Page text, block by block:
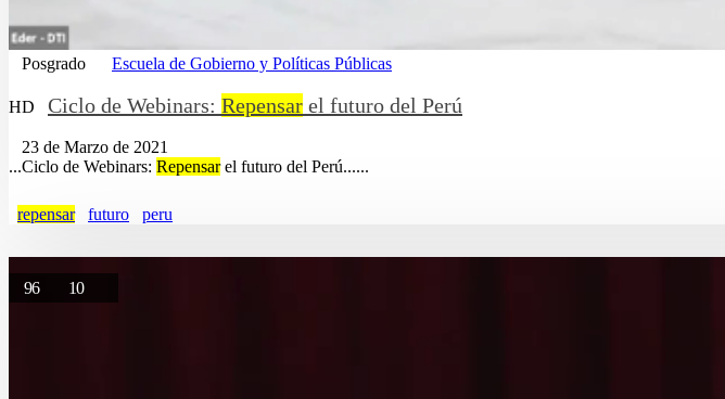
Posgrado Escuela de Gobierno y Políticas Públicas
HD Ciclo de Webinars: Repensar el futuro del Perú
23 de Marzo de 2021
...Ciclo de Webinars: Repensarel futuro del Perú......
repensar futuro peru
96 10